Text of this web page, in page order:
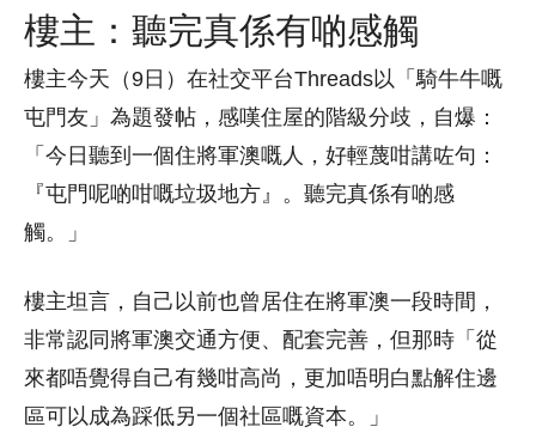
樓主：聽完真係有啲感觸
樓主今天（9日）在社交平台Threads以「騎牛牛嘅
屯門友」為題發帖，感嘆住屋的階級分歧，自爆：
「今日聽到一個住將軍澳嘅人，好輕蔑咁講咗句：
『屯門呢啲咁嘅垃圾地方』。聽完真係有啲感
觸。」
樓主坦言，自己以前也曾居住在將軍澳一段時間，
非常認同將軍澳交通方便、配套完善，但那時「從
來都唔覺得自己有幾咁高尚，更加唔明白點解住邊
區可以成為踩低另一個社區嘅資本。」